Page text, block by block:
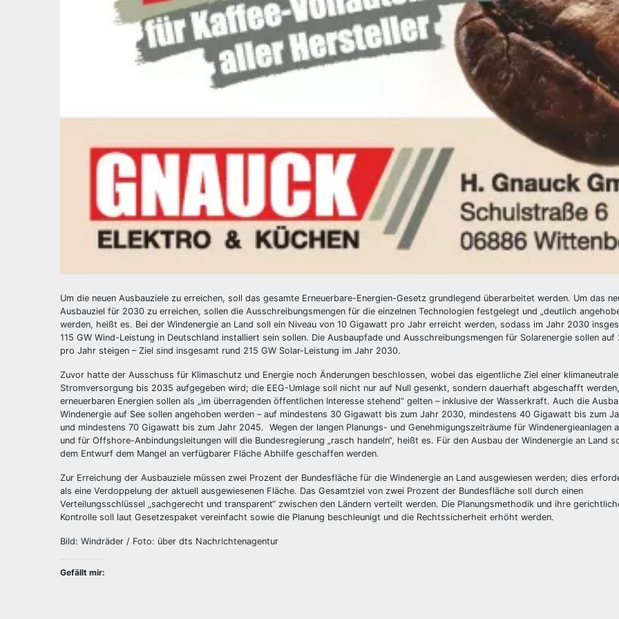
Um die neuen Ausbauziele zu erreichen, soll das gesamte Erneuerbare-Energien-Gesetz grundlegend überarbeitet werden. Um das
Ausbauziel für 2030 zu erreichen, sollen die Ausschreibungsmengen für die einzelnen Technologien festgelegt und „deutlich
werden, heißt es. Bei der Windenergie an Land soll ein Niveau von 10 Gigawatt pro Jahr erreicht werden, sodass im Jahr 2030
115 GW Wind-Leistung in Deutschland installiert sein sollen. Die Ausbaupfade und Ausschreibungsmengen für Solarenergie sollen auf
pro Jahr steigen – Ziel sind insgesamt rund 215 GW Solar-Leistung im Jahr 2030.
Zuvor hatte der Ausschuss für Klimaschutz und Energie noch Änderungen beschlossen, wobei das eigentliche Ziel einer
Stromversorgung bis 2035 aufgegeben wird; die EEG-Umlage soll nicht nur auf Null gesenkt, sondern dauerhaft abgeschafft
erneuerbaren Energien sollen als „im überragenden öffentlichen Interesse stehend“ gelten – inklusive der Wasserkraft. Auch die
Windenergie auf See sollen angehoben werden – auf mindestens 30 Gigawatt bis zum Jahr 2030, mindestens 40 Gigawatt bis zum
und mindestens 70 Gigawatt bis zum Jahr 2045. Wegen der langen Planungs- und Genehmigungszeiträume für Windenergieanlagen
und für Offshore-Anbindungsleitungen will die Bundesregierung „rasch handeln“, heißt es. Für den Ausbau der Windenergie an Land
dem Entwurf dem Mangel an verfügbarer Fläche Abhilfe geschaffen werden.
Zur Erreichung der Ausbauziele müssen zwei Prozent der Bundesfläche für die Windenergie an Land ausgewiesen werden; dies
als eine Verdoppelung der aktuell ausgewiesenen Fläche. Das Gesamtziel von zwei Prozent der Bundesfläche soll durch einen
Verteilungsschlüssel „sachgerecht und transparent“ zwischen den Ländern verteilt werden. Die Planungsmethodik und ihre
Kontrolle soll laut Gesetzespaket vereinfacht sowie die Planung beschleunigt und die Rechtssicherheit erhöht werden.
Bild: Windräder / Foto: über dts Nachrichtenagentur
Gefällt mir: